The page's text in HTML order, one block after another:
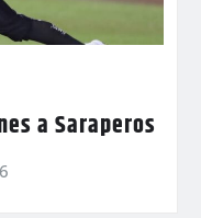
a Saraperos